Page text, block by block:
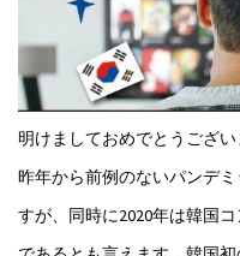
明けましておめでとうござい
昨年から前例のないパンデ
すが、同時に2020年は韓国